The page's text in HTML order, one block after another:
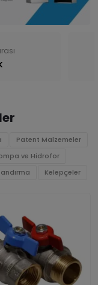
Patent Malzemeler
ve Hidrofor
Kelepçeler